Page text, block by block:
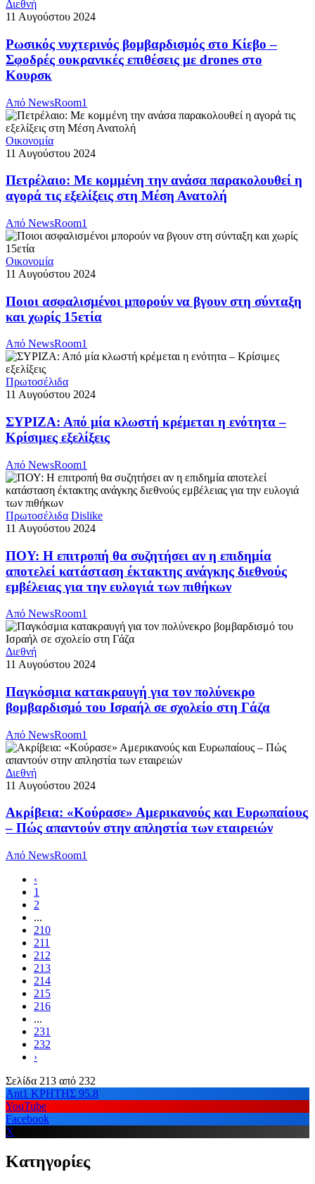
Διεθνή
11 Αυγούστου 2024
Ρωσικός νυχτερινός βομβαρδισμός στο Κίεβο –
Σφοδρές ουκρανικές επιθέσεις με drones στο
Κουρσκ
Από NewsRoom1
Οικονομία
11 Αυγούστου 2024
Πετρέλαιο: Με κομμένη την ανάσα παρακολουθεί η
αγορά τις εξελίξεις στη Μέση Ανατολή
Από NewsRoom1
Οικονομία
11 Αυγούστου 2024
Ποιοι ασφαλισμένοι μπορούν να βγουν στη σύνταξη
και χωρίς 15ετία
Από NewsRoom1
Πρωτοσέλιδα
11 Αυγούστου 2024
ΣΥΡΙΖΑ: Από μία κλωστή κρέμεται η ενότητα –
Κρίσιμες εξελίξεις
Από NewsRoom1
Πρωτοσέλιδα Dislike
11 Αυγούστου 2024
ΠΟΥ: Η επιτροπή θα συζητήσει αν η επιδημία
αποτελεί κατάσταση έκτακτης ανάγκης διεθνούς
εμβέλειας για την ευλογιά των πιθήκων
Από NewsRoom1
Διεθνή
11 Αυγούστου 2024
Παγκόσμια κατακραυγή για τον πολύνεκρο
βομβαρδισμό του Ισραήλ σε σχολείο στη Γάζα
Από NewsRoom1
Διεθνή
11 Αυγούστου 2024
Ακρίβεια: «Κούρασε» Αμερικανούς και Ευρωπαίους
– Πώς απαντούν στην απληστία των εταιρειών
Από NewsRoom1
‹
1
2
...
210
211
212
213
214
215
216
...
231
232
›
Σελίδα 213 από 232
Ant1 ΚΡΗΤΗΣ 95.8
YouTube
Facebook
X
Κατηγορίες